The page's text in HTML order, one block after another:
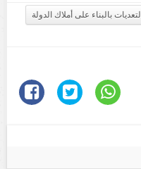
التعديات بالبناء على أملاك الدولة